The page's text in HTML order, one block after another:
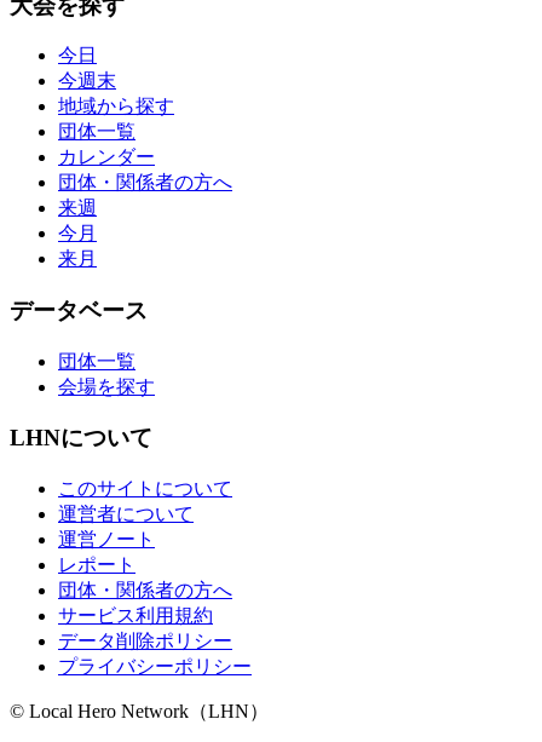
今日
今週末
地域から探す
団体一覧
カレンダー
団体・関係者の方へ
来週
今月
来月
データベース
団体一覧
会場を探す
LHNについて
このサイトについて
運営者について
運営ノート
レポート
団体・関係者の方へ
サービス利用規約
データ削除ポリシー
プライバシーポリシー
© Local Hero Network（LHN）